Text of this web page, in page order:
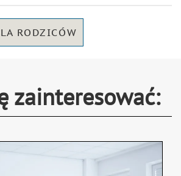
RODZICÓW
zainteresować: